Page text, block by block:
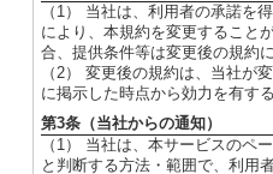
（1） 当社は、利用者の承諾を
により、本規約を変更すること
合、提供条件等は変更後の規約に
（2） 変更後の規約は、当社が
に掲示した時点から効力を有す
第3条（当社からの通知）
（1） 当社は、本サービスのペ
と判断する方法・範囲で、利用